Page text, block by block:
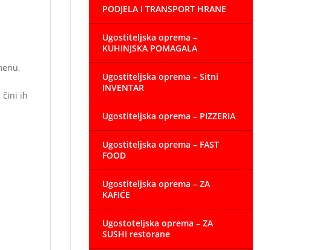
čini ih
PODJELA I TRANSPORT HRANE
Ugostiteljska oprema –
KUHINJSKA POMAGALA
Ugostiteljska oprema – Sitni
INVENTAR
Ugostiteljska oprema – PIZZERIA
Ugostiteljska oprema – FAST
FOOD
Ugostiteljska oprema – ZA
KAFIĆE
Ugostoteljska oprema – ZA
SUSHI restorane